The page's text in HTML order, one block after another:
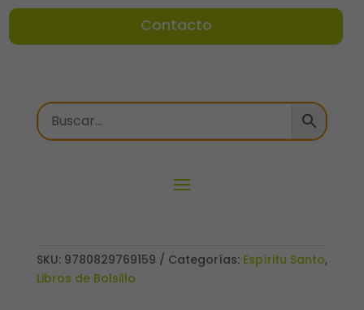
Contacto
SKU: 9780829769159 Categorías: Espíritu Santo,
Libros de Bolsillo